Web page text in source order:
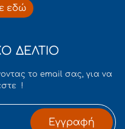
εδώ
ΔΕΛΤΙΟ
το email σας, για να
!
Εγγραφή